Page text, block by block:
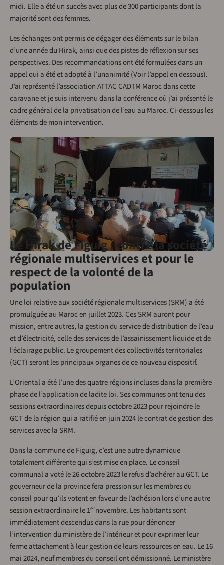
midi. Elle a été un succès avec plus de 300 participants dont la
majorité sont des femmes.
Les échanges ont permis de dégager des éléments sur le bilan
d’une année du Hirak, ainsi que des pistes de réflexion sur ses
perspectives. Des recommandations ont été formulées dans un
appel qui a été et adopté à l’unanimité (Voir l’appel en dessous).
J’ai représenté l’association ATTAC CADTM Maroc dans cette
caravane et je suis intervenu dans la conférence où j’ai présenté le
cadre général de la privatisation de l’eau au Maroc. Ci-dessous les
éléments de mon intervention.
Le Hirak de Figuig : contre la société
régionale multiservices et pour le
respect de la volonté de la
population
Une loi relative aux société régionale multiservices (SRM) a été
promulguée au Maroc en juillet 2023. Ces SRM auront pour
mission, entre autres, la gestion du service de distribution de l’eau
et d’électricité, celle des services de l’assainissement liquide et de
l’éclairage public. Le groupement des collectivités territoriales
(GCT) seront les principaux organes de ce nouveau dispositif.
L’Oriental a été l’une des quatre régions incluses dans la première
phase de l’application de ladite loi. Ses communes ont tenu des
sessions extraordinaires depuis octobre 2023 pour rejoindre le
GCT de la région qui a ratifié en juin 2024 le contrat de gestion des
services avec la SRM.
Dans la commune de Figuig, c’est une autre dynamique
totalement différente qui s’est mise en place. Le conseil
communal a voté le 26 octobre 2023 le refus d’adhérer au GCT. Le
gouverneur de la province fera pression sur les membres du
conseil pour qu’ils votent en faveur de l’adhésion lors d’une autre
session extraordinaire le 1ernovembre. Les habitants sont
immédiatement descendus dans la rue pour dénoncer
l’intervention du ministère de l’intérieur et pour exprimer leur
ferme attachement à leur gestion de leurs ressources en eau. Le 16
mai 2024, neuf membres du conseil ont démissionné. Le ministère